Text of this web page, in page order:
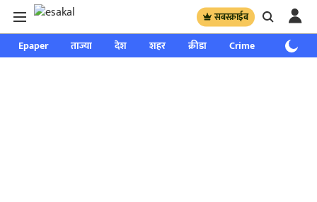
सबस्क्राईब
Epaper ताज्या देश शहर क्रीडा Crime साप्ताहिक